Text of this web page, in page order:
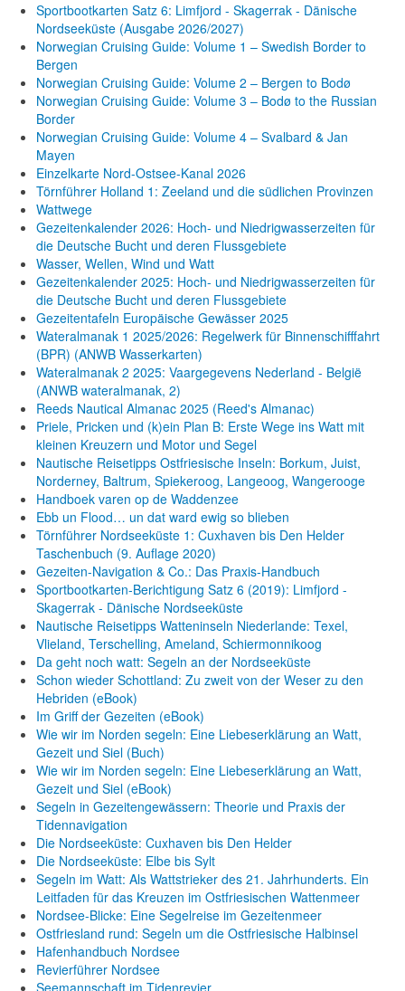
Sportbootkarten Satz 6: Limfjord - Skagerrak - Dänische
Nordseeküste (Ausgabe 2026/2027)
Norwegian Cruising Guide: Volume 1 – Swedish Border to
Bergen
Norwegian Cruising Guide: Volume 2 – Bergen to Bodø
Norwegian Cruising Guide: Volume 3 – Bodø to the Russian
Border
Norwegian Cruising Guide: Volume 4 – Svalbard & Jan
Mayen
Einzelkarte Nord-Ostsee-Kanal 2026
Törnführer Holland 1: Zeeland und die südlichen Provinzen
Wattwege
Gezeitenkalender 2026: Hoch- und Niedrigwasserzeiten für
die Deutsche Bucht und deren Flussgebiete
Wasser, Wellen, Wind und Watt
Gezeitenkalender 2025: Hoch- und Niedrigwasserzeiten für
die Deutsche Bucht und deren Flussgebiete
Gezeitentafeln Europäische Gewässer 2025
Wateralmanak 1 2025/2026: Regelwerk für Binnenschifffahrt
(BPR) (ANWB Wasserkarten)
Wateralmanak 2 2025: Vaargegevens Nederland - België
(ANWB wateralmanak, 2)
Reeds Nautical Almanac 2025 (Reed's Almanac)
Priele, Pricken und (k)ein Plan B: Erste Wege ins Watt mit
kleinen Kreuzern und Motor und Segel
Nautische Reisetipps Ostfriesische Inseln: Borkum, Juist,
Norderney, Baltrum, Spiekeroog, Langeoog, Wangerooge
Handboek varen op de Waddenzee
Ebb un Flood… un dat ward ewig so blieben
Törnführer Nordseeküste 1: Cuxhaven bis Den Helder
Taschenbuch (9. Auflage 2020)
Gezeiten-Navigation & Co.: Das Praxis-Handbuch
Sportbootkarten-Berichtigung Satz 6 (2019): Limfjord -
Skagerrak - Dänische Nordseeküste
Nautische Reisetipps Watteninseln Niederlande: Texel,
Vlieland, Terschelling, Ameland, Schiermonnikoog
Da geht noch watt: Segeln an der Nordseeküste
Schon wieder Schottland: Zu zweit von der Weser zu den
Hebriden (eBook)
Im Griff der Gezeiten (eBook)
Wie wir im Norden segeln: Eine Liebeserklärung an Watt,
Gezeit und Siel (Buch)
Wie wir im Norden segeln: Eine Liebeserklärung an Watt,
Gezeit und Siel (eBook)
Segeln in Gezeitengewässern: Theorie und Praxis der
Tidennavigation
Die Nordseeküste: Cuxhaven bis Den Helder
Die Nordseeküste: Elbe bis Sylt
Segeln im Watt: Als Wattstrieker des 21. Jahrhunderts. Ein
Leitfaden für das Kreuzen im Ostfriesischen Wattenmeer
Nordsee-Blicke: Eine Segelreise im Gezeitenmeer
Ostfriesland rund: Segeln um die Ostfriesische Halbinsel
Hafenhandbuch Nordsee
Revierführer Nordsee
Seemannschaft im Tidenrevier